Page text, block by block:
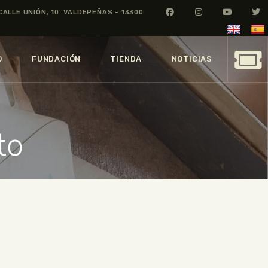
UNIÓN, 10. VALDEPEÑAS - 13300
FUNDACIÓN TIENDA NOTICIAS